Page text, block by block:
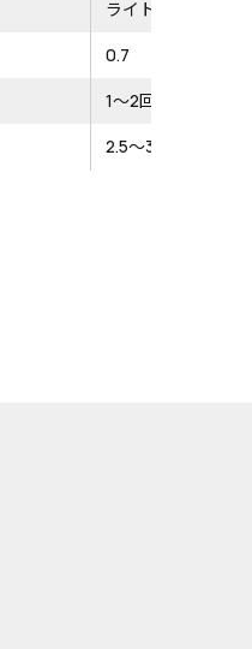
ライトカーキー
0.7
1～2回
2.5～3㎡(2回塗り)